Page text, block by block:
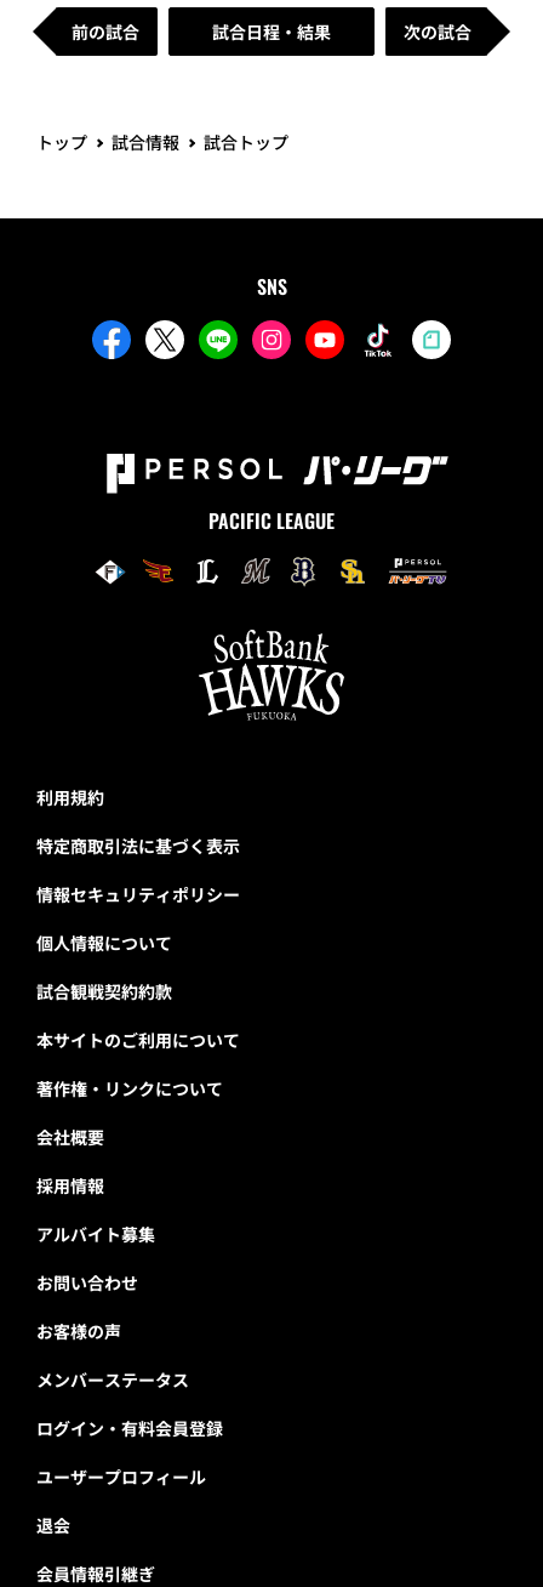
前の試合 試合日程・結果 次の試合
トップ 試合情報 試合トップ
SNS
PACIFIC LEAGUE
利用規約
特定商取引法に基づく表示
情報セキュリティポリシー
個人情報について
試合観戦契約約款
本サイトのご利用について
著作権・リンクについて
会社概要
採用情報
アルバイト募集
お問い合わせ
お客様の声
メンバーステータス
ログイン・有料会員登録
ユーザープロフィール
退会
会員情報引継ぎ